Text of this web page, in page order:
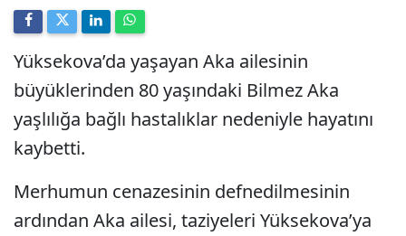
Yüksekova’da yaşayan Aka ailesinin
büyüklerinden 80 yaşındaki Bilmez Aka
yaşlılığa bağlı hastalıklar nedeniyle hayatını
kaybetti.
Merhumun cenazesinin defnedilmesinin
ardından Aka ailesi, taziyeleri Yüksekova’ya